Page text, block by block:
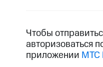
Чтобы
авторизоваться
приложении МТС